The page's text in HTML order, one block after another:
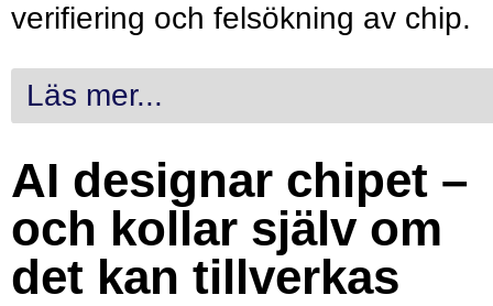
verifiering och felsökning av chip.
Läs mer...
AI designar chipet –
och kollar själv om
det kan tillverkas